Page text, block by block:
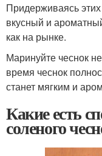
Придерживаясь
вкусный и
как на рынке.
Маринуйте чеснок
время чеснок
станет мягким и
Какие есть
соленого